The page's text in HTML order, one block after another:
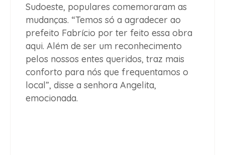
Sudoeste, populares comemoraram as
mudanças. “Temos só a agradecer ao
prefeito Fabrício por ter feito essa obra
aqui. Além de ser um reconhecimento
pelos nossos entes queridos, traz mais
conforto para nós que frequentamos o
local”, disse a senhora Angelita,
emocionada.